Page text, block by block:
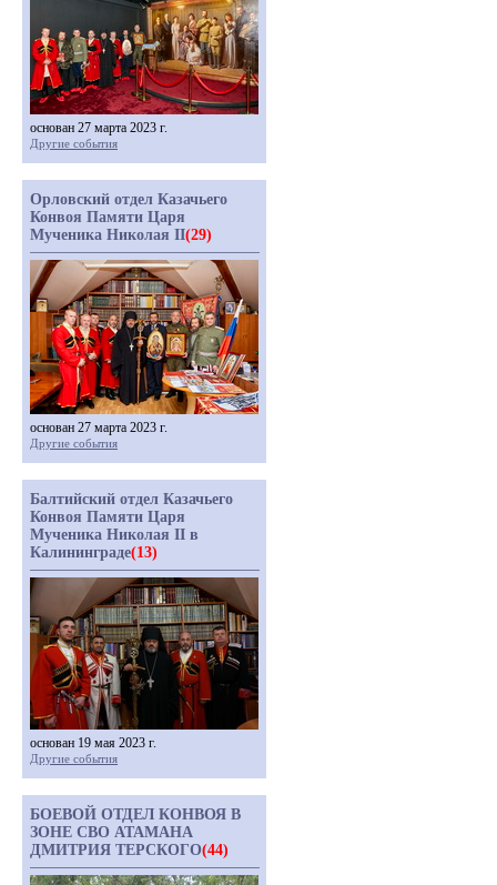
основан 27 марта 2023 г.
Другие события
Орловский отдел Казачьего
Конвоя Памяти Царя
Мученика Николая II(29)
основан 27 марта 2023 г.
Другие события
Балтийский отдел Казачьего
Конвоя Памяти Царя
Мученика Николая II в
Калининграде(13)
основан 19 мая 2023 г.
Другие события
БОЕВОЙ ОТДЕЛ КОНВОЯ В
ЗОНЕ СВО АТАМАНА
ДМИТРИЯ ТЕРСКОГО(44)